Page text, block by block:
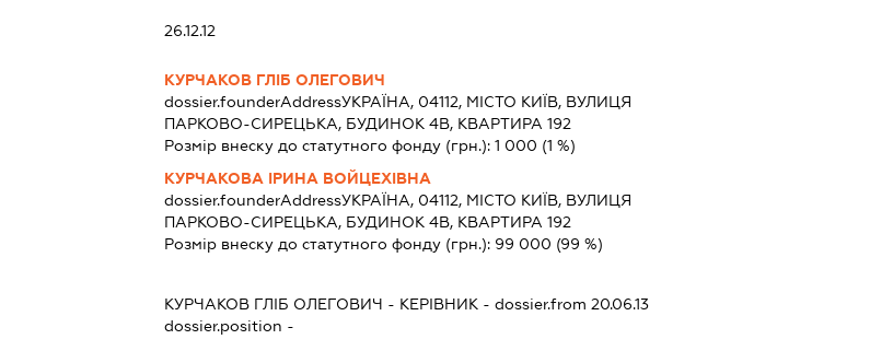
26.12.12
КУРЧАКОВ ГЛІБ ОЛЕГОВИЧ
dossier.founderAddressУКРАЇНА, 04112, МІСТО КИЇВ, ВУЛИЦЯ
ПАРКОВО-СИРЕЦЬКА, БУДИНОК 4В, КВАРТИРА 192
Розмір внеску до статутного фонду (грн.): 1 000 (1 %)
КУРЧАКОВА ІРИНА ВОЙЦЕХІВНА
dossier.founderAddressУКРАЇНА, 04112, МІСТО КИЇВ, ВУЛИЦЯ
ПАРКОВО-СИРЕЦЬКА, БУДИНОК 4В, КВАРТИРА 192
Розмір внеску до статутного фонду (грн.): 99 000 (99 %)
КУРЧАКОВ ГЛІБ ОЛЕГОВИЧ - КЕРІВНИК - dossier.from 20.06.13
dossier.position -